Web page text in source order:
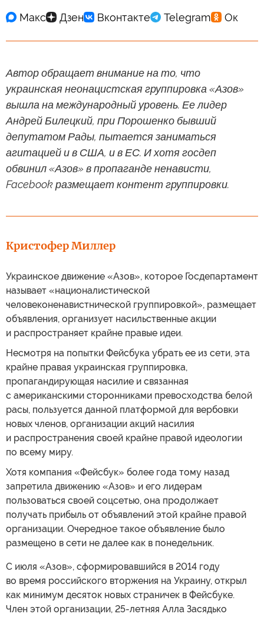
Автор обращает внимание на то, что
украинская неонацистская группировка «Азов»
вышла на международный уровень. Ее лидер
Андрей Билецкий, при Порошенко бывший
депутатом Рады, пытается заниматься
агитацией и в США, и в ЕС. И хотя госдеп
обвинил «Азов» в пропаганде ненависти,
Facebook размещает контент группировки.
Кристофер Миллер
Украинское движение «Азов», которое Госдепартамент
называет «националистической
человеконенавистнической группировкой», размещает
объявления, организует насильственные акции
и распространяет крайне правые идеи.
Несмотря на попытки Фейсбука убрать ее из сети, эта
крайне правая украинская группировка,
пропагандирующая насилие и связанная
с американскими сторонниками превосходства белой
расы, пользуется данной платформой для вербовки
новых членов, организации акций насилия
и распространения своей крайне правой идеологии
по всему миру.
Хотя компания «Фейсбук» более года тому назад
запретила движению «Азов» и его лидерам
пользоваться своей соцсетью, она продолжает
получать прибыль от объявлений этой крайне правой
организации. Очередное такое объявление было
размещено в сети не далее как в понедельник.
С июля «Азов», сформировавшийся в 2014 году
во время российского вторжения на Украину, открыл
как минимум десяток новых страничек в Фейсбуке.
Член этой организации, 25-летняя Алла Засядько